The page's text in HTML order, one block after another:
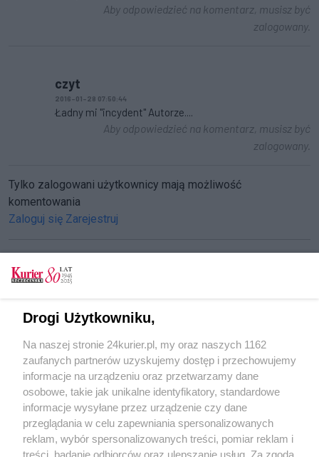
Aby odpowiedzieć na komentarz, musisz być
zalogowany.
czyt
2016-01-28 07:50:44
Ładny mi "incydent" Autorze....
Aby odpowiedzieć na komentarz, musisz być
zalogowany.
Tylko zalogowani użytkownicy mają możliwość
komentowania
Zaloguj się Zarejestruj
Nożem potraktował kompana
Jestem z żony dumny
Skazany za niewinność
POGODA
Drogi Użytkowniku,
Na naszej stronie 24kurier.pl, my oraz naszych 1162
zaufanych partnerów uzyskujemy dostęp i przechowujemy
informacje na urządzeniu oraz przetwarzamy dane
osobowe, takie jak unikalne identyfikatory, standardowe
informacje wysyłane przez urządzenie czy dane
przeglądania w celu zapewniania spersonalizowanych
reklam, wybór spersonalizowanych treści, pomiar reklam i
treści, badanie odbiorców oraz ulepszanie usług. Za zgodą